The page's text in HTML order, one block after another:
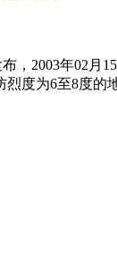
，2003年02
度为6至8度